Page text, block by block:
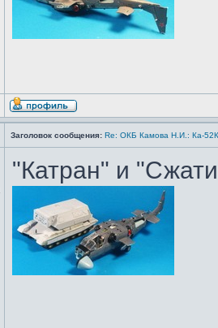
Заголовок сообщения: Re: ОКБ Камова Н.И.: Ка-
"Катран" и